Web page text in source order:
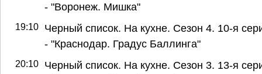
- "Воронеж. Мишка"
19:10
Черный список. На кухне. Сезон 4. 10-я
- "Краснодар. Градус Баллинга"
20:10
Черный список. На кухне. Сезон 3. 13-я